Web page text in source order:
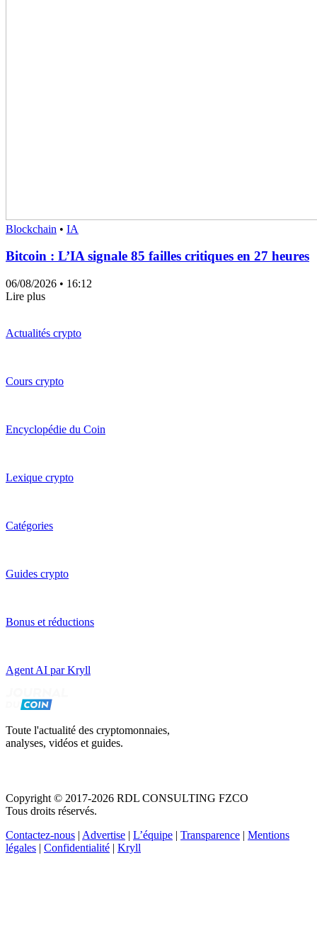
Blockchain • IA
Bitcoin : L’IA signale 85 failles critiques en 27 heures
06/08/2026 • 16:12
Lire plus
Actualités crypto
Cours crypto
Encyclopédie du Coin
Lexique crypto
Catégories
Guides crypto
Bonus et réductions
Agent AI par Kryll
Toute l'actualité des cryptomonnaies,
analyses, vidéos et guides.
Copyright © 2017-2026 RDL CONSULTING FZCO
Tous droits réservés.
Contactez-nous | Advertise | L’équipe | Transparence | Mentions
légales | Confidentialité | Kryll